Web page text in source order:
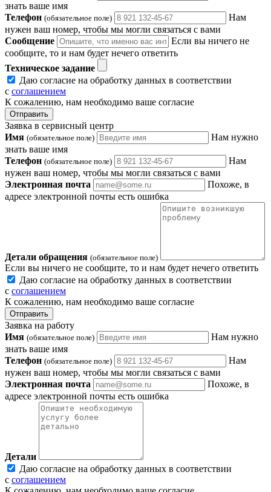
знать ваше имя
Телефон (обязательное поле)
Нам
нужен ваш номер, чтобы мы могли связаться с вами
Сообщение
Если вы ничего не
сообщите, то и нам будет нечего ответить
Техническое задание
Даю согласие на обработку данных в соответствии
с соглашением
К сожалению, нам необходимо ваше согласие
Отправить
Заявка в сервисный центр
Имя (обязательное поле)
Нам нужно
знать ваше имя
Телефон (обязательное поле)
Нам
нужен ваш номер, чтобы мы могли связаться с вами
Электронная почта
Похоже, в
адресе электронной почты есть ошибка
Детали обращения (обязательное поле)
Если вы ничего не сообщите, то и нам будет нечего ответить
Даю согласие на обработку данных в соответствии
с соглашением
К сожалению, нам необходимо ваше согласие
Отправить
Заявка на работу
Имя (обязательное поле)
Нам нужно
знать ваше имя
Телефон (обязательное поле)
Нам
нужен ваш номер, чтобы мы могли связаться с вами
Электронная почта
Похоже, в
адресе электронной почты есть ошибка
Детали
Даю согласие на обработку данных в соответствии
с соглашением